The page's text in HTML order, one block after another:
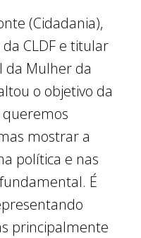
(Cidadania),
CLDF e titular
da Mulher da
o objetivo da
queremos
mostrar a
política e nas
É
principalmente